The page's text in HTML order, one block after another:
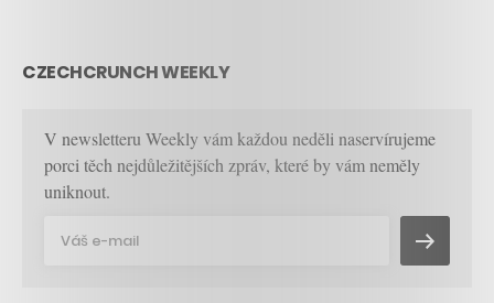
CZECHCRUNCH WEEKLY
V newsletteru Weekly vám každou neděli naservírujeme
porci těch nejdůležitějších zpráv, které by vám neměly
uniknout.